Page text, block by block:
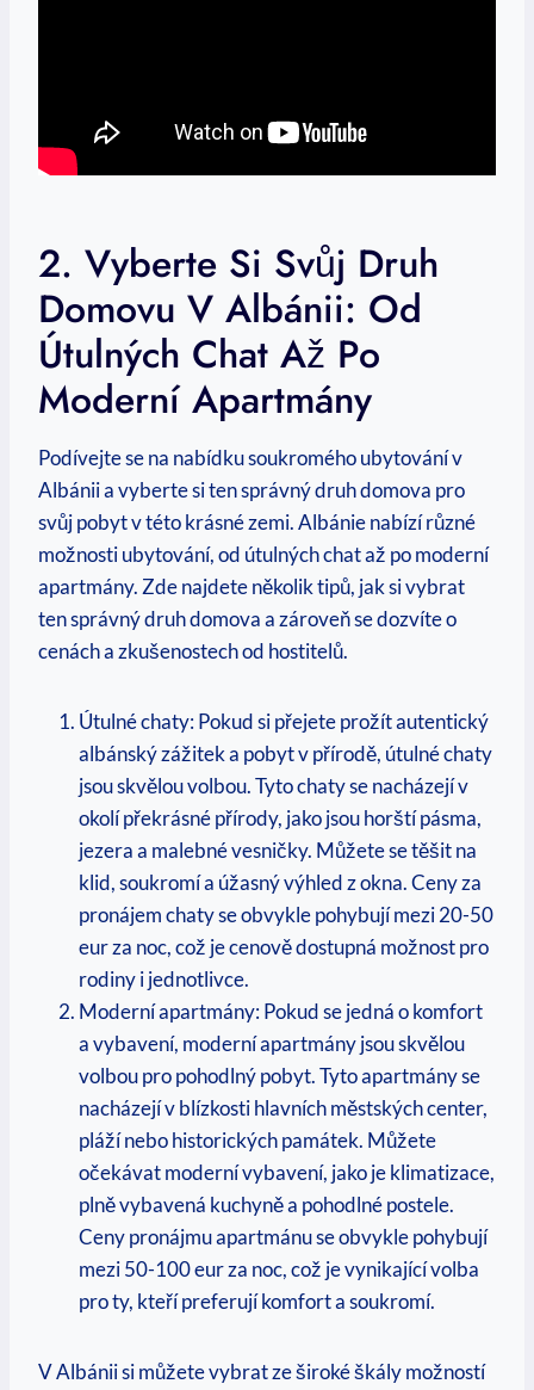
2. Vyberte Si Svůj⁢ Druh
Domovu V ⁢Albánii: Od⁣
Útulných Chat Až Po
Moderní​ Apartmány
Podívejte se na nabídku soukromého ubytování v
Albánii a vyberte si ten správný druh domova pro​
svůj pobyt v této ‍krásné zemi. Albánie nabízí různé
možnosti ubytování, od útulných chat až po moderní
apartmány. ‍Zde ⁣najdete ⁢několik tipů, jak si vybrat
ten správný druh domova a zároveň se dozvíte o
cenách a zkušenostech od hostitelů.
Útulné chaty: Pokud si⁤ přejete prožít autentický⁣
albánský zážitek a ‍pobyt v přírodě, útulné chaty
jsou skvělou volbou. Tyto chaty se nacházejí v
okolí překrásné přírody,⁢ jako jsou ‌horští ⁢pásma,​
jezera a malebné vesničky. Můžete se těšit na
klid, soukromí a úžasný výhled ⁣z ⁢okna. Ceny za
pronájem chaty se obvykle pohybují mezi 20-50
eur za noc,⁢ což je ⁣cenově ‌dostupná možnost⁤ pro
rodiny i jednotlivce.
Moderní apartmány: Pokud se jedná ⁤o komfort
a vybavení, moderní apartmány jsou skvělou
volbou pro pohodlný pobyt.⁤ Tyto apartmány se
⁢nacházejí v⁣ blízkosti hlavních městských center,
pláží nebo historických památek. Můžete
očekávat moderní vybavení, jako je klimatizace,
plně vybavená kuchyně a pohodlné postele.
Ceny pronájmu apartmánu⁣ se obvykle pohybují
mezi 50-100 eur za noc, což je vynikající volba‍
pro ty, kteří preferují komfort a soukromí.
V Albánii si můžete vybrat ze široké škály možností